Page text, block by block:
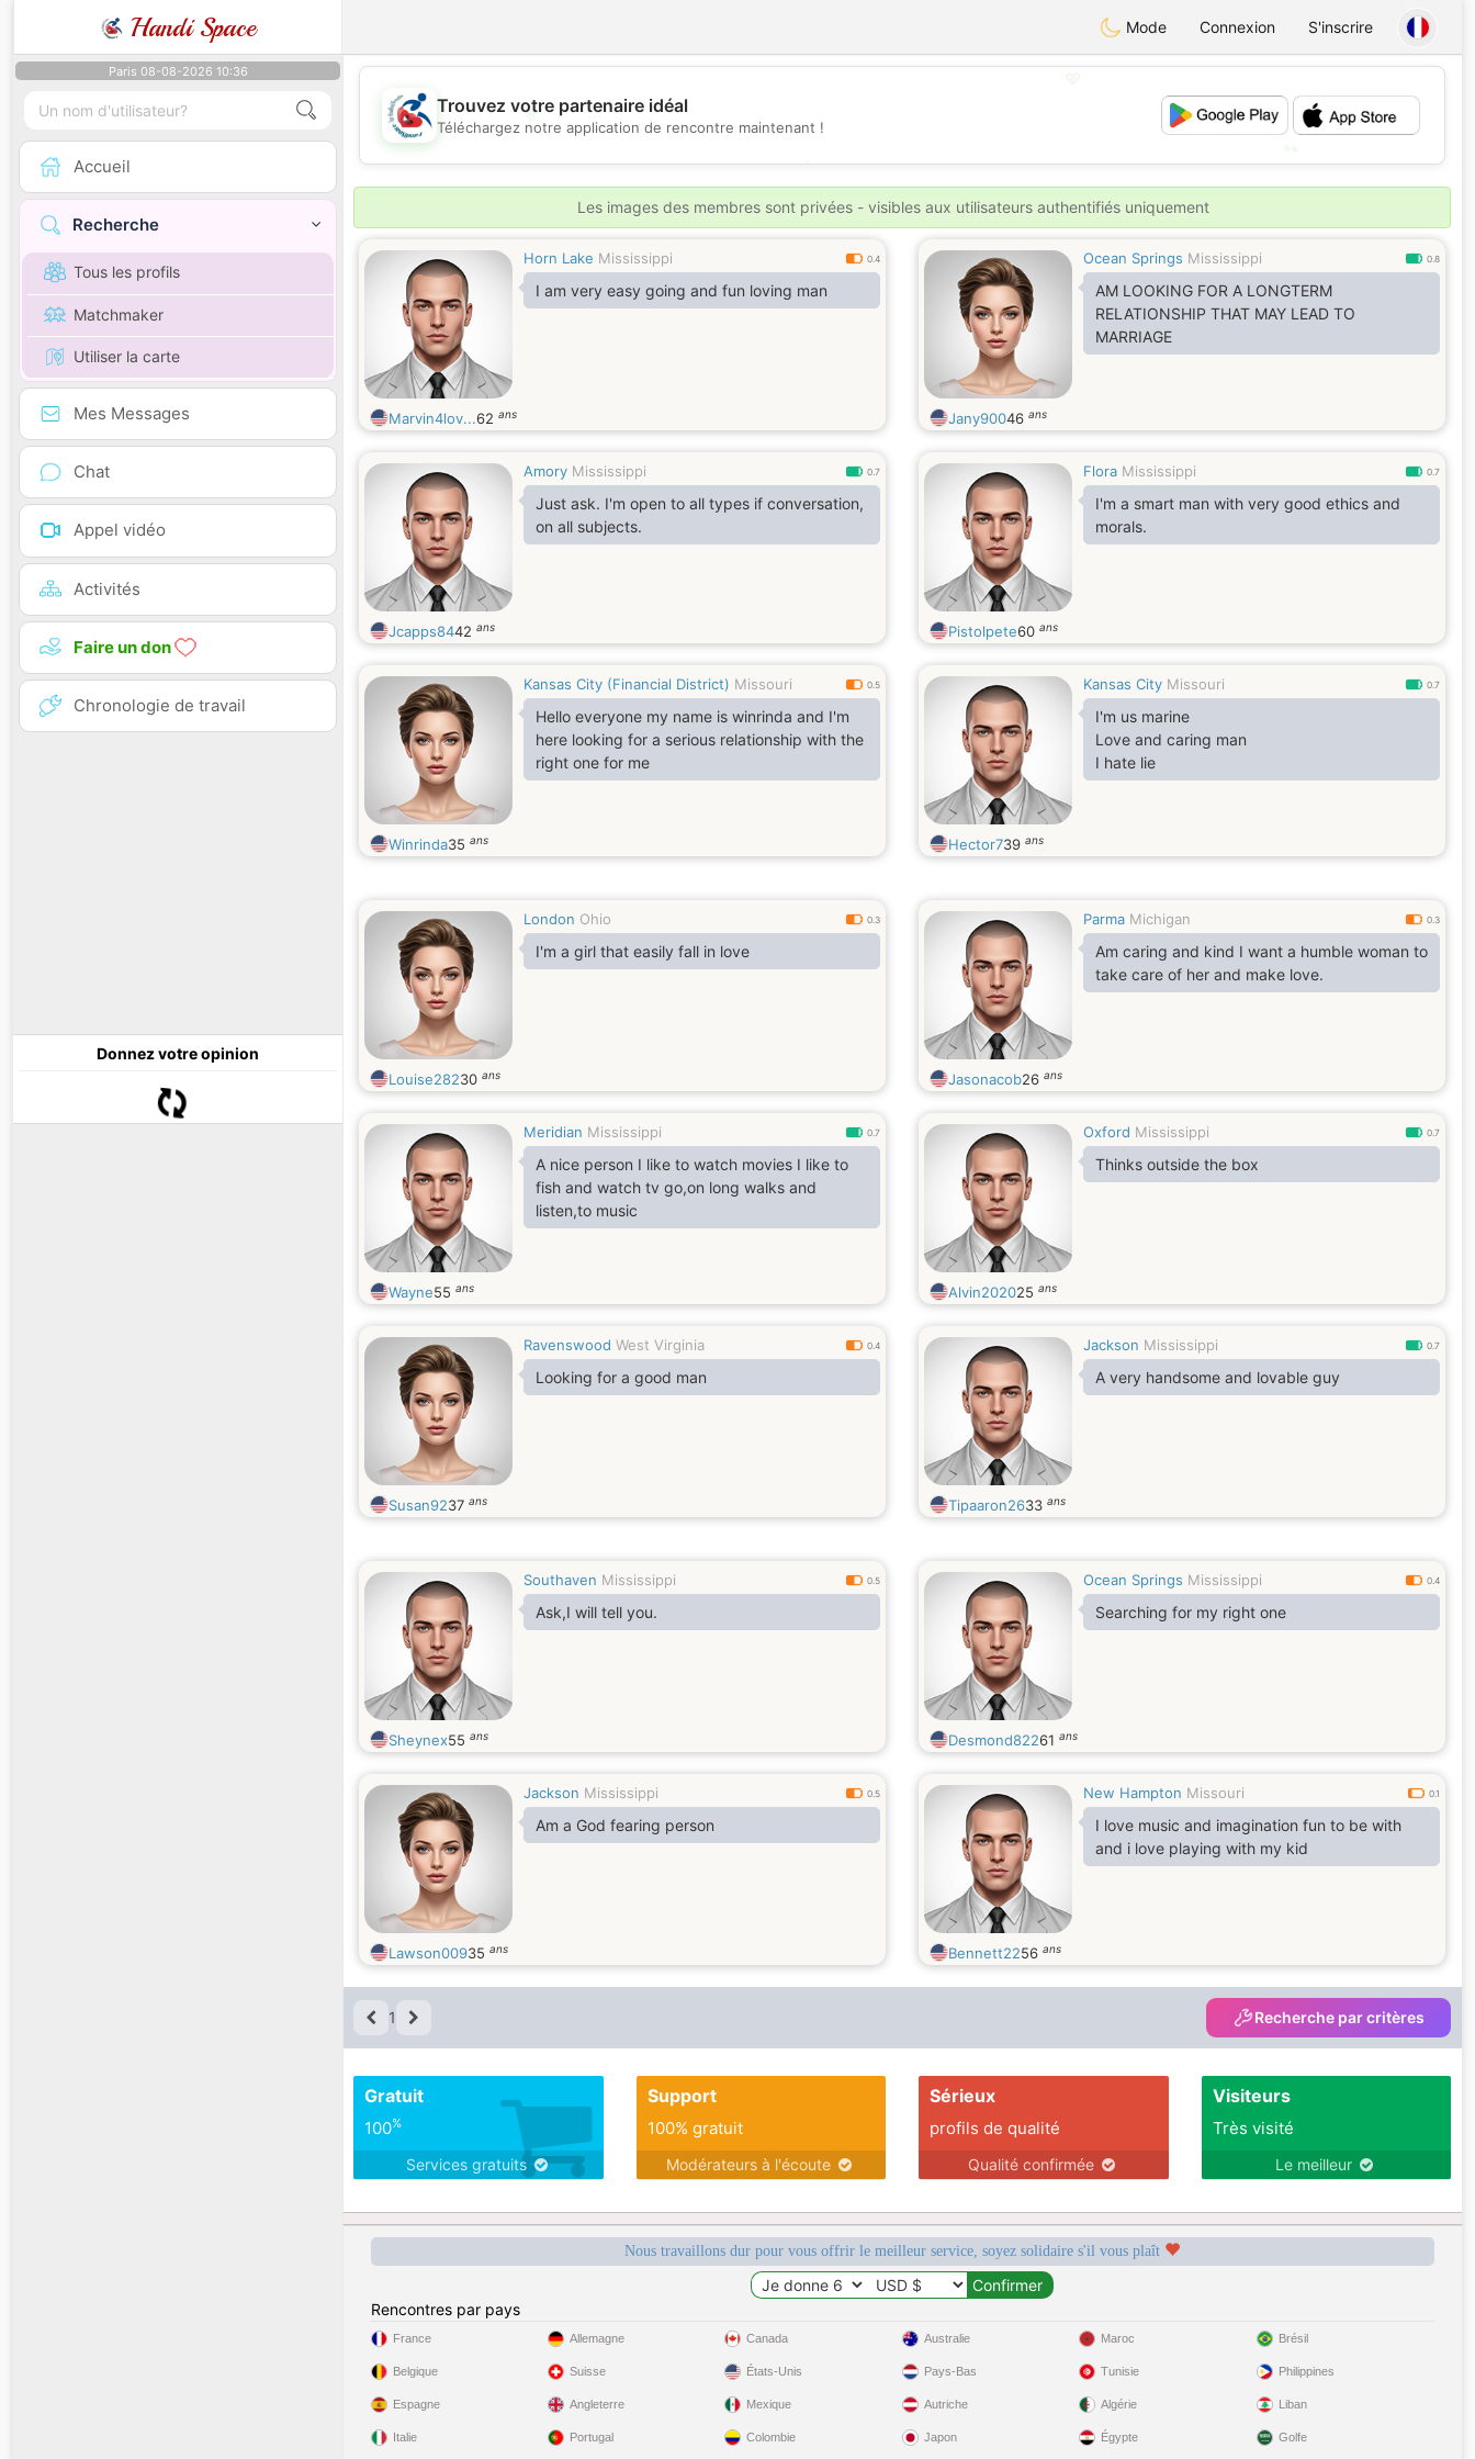
Handi Space Mode Connexion S'inscrire
Paris 08-08-2026 10:36
Accueil
Recherche
Tous les profils
Matchmaker
Utiliser la carte
Mes Messages
Chat
Appel vidéo
Activités
Faire un don
Chronologie de travail
Donnez votre opinion
💖
💕
💕
Trouvez votre partenaire idéal
Téléchargez notre application de rencontre maintenant !
Les images des membres sont privées - visibles aux utilisateurs authentifiés uniquement
Horn Lake Mississippi 0.4
I am very easy going and fun loving man
Marvin4lov...62 ans
Ocean Springs Mississippi 0.8
AM LOOKING FOR A LONGTERM
RELATIONSHIP THAT MAY LEAD TO
MARRIAGE
Jany90046 ans
Amory Mississippi 0.7
Just ask. I'm open to all types if conversation,
on all subjects.
Jcapps8442 ans
Flora Mississippi 0.7
I'm a smart man with very good ethics and
morals.
Pistolpete60 ans
Kansas City (Financial District) Missouri 0.5
Hello everyone my name is winrinda and I'm
here looking for a serious relationship with the
right one for me
Winrinda35 ans
Kansas City Missouri 0.7
I'm us marine
Love and caring man
I hate lie
Hector739 ans
London Ohio 0.3
I'm a girl that easily fall in love
Louise28230 ans
Parma Michigan 0.3
Am caring and kind I want a humble woman to
take care of her and make love.
Jasonacob26 ans
Meridian Mississippi 0.7
A nice person I like to watch movies I like to
fish and watch tv go,on long walks and
listen,to music
Wayne55 ans
Oxford Mississippi 0.7
Thinks outside the box
Alvin202025 ans
Ravenswood West Virginia 0.4
Looking for a good man
Susan9237 ans
Jackson Mississippi 0.7
A very handsome and lovable guy
Tipaaron2633 ans
Southaven Mississippi 0.5
Ask,I will tell you.
Sheynex55 ans
Ocean Springs Mississippi 0.4
Searching for my right one
Desmond82261 ans
Jackson Mississippi 0.5
Am a God fearing person
Lawson00935 ans
New Hampton Missouri 0.1
I love music and imagination fun to be with
and i love playing with my kid
Bennett2256 ans
1 Recherche par critères
Gratuit
100%
Services gratuits
Support
100% gratuit
Modérateurs à l'écoute
Sérieux
profils de qualité
Qualité confirmée
Visiteurs
Très visité
Le meilleur
Nous travaillons dur pour vous offrir le meilleur service, soyez solidaire s'il vous plaît
Rencontres par pays
France
Belgique
Espagne
Italie
Allemagne
Suisse
Angleterre
Portugal
Canada
États-Unis
Mexique
Colombie
Australie
Pays-Bas
Autriche
Japon
Maroc
Tunisie
Algérie
Égypte
Brésil
Philippines
Liban
Golfe